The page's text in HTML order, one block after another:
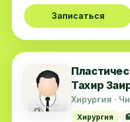
Записаться
Тахир
Хирургия ·
Хирургия